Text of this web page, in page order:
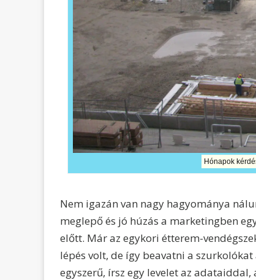
Hónapok
Nem igazán van nagy hagyománya
meglepő és jó húzás a marketingben
előtt. Már az egykori étterem-
lépés volt, de így beavatni a
egyszerű, írsz egy levelet az